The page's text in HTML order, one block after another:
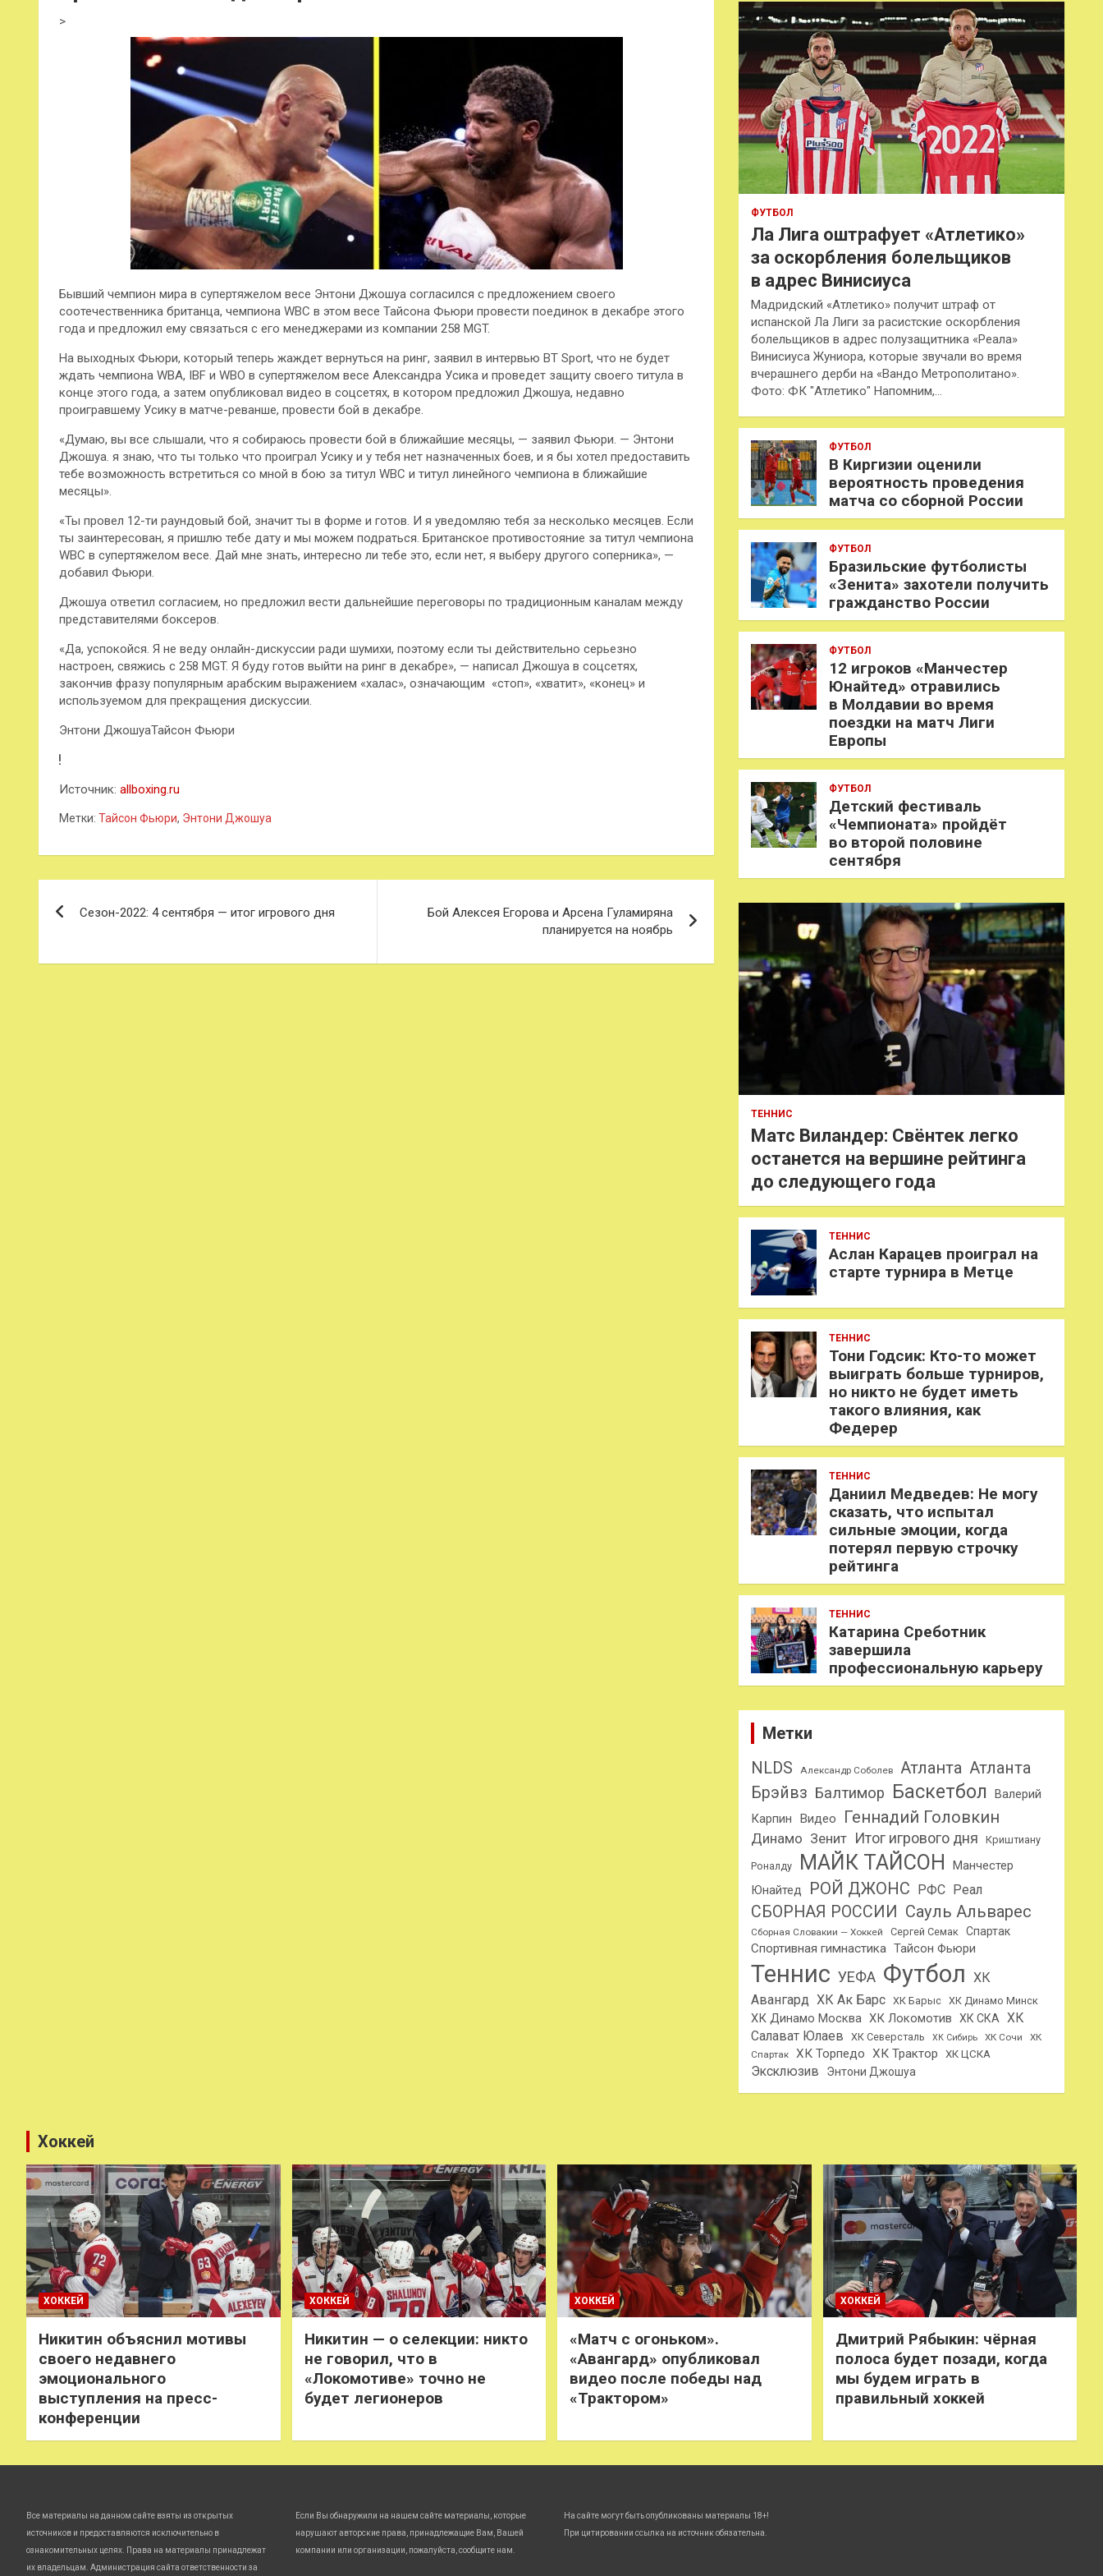
>
Бывший чемпион мира в супертяжелом весе Энтони Джошуа согласился с предложением своего
соотечественника британца, чемпиона WBC в этом весе Тайсона Фьюри провести поединок в декабре этого
года и предложил ему связаться с его менеджерами из компании 258 MGT.
На выходных Фьюри, который теперь жаждет вернуться на ринг, заявил в интервью BT Sport, что не будет
ждать чемпиона WBA, IBF и WBO в супертяжелом весе Александра Усика и проведет защиту своего титула в
конце этого года, а затем опубликовал видео в соцсетях, в котором предложил Джошуа, недавно
проигравшему Усику в матче-реванше, провести бой в декабре.
«Думаю, вы все слышали, что я собираюсь провести бой в ближайшие месяцы, — заявил Фьюри. — Энтони
Джошуа. я знаю, что ты только что проиграл Усику и у тебя нет назначенных боев, и я бы хотел предоставить
тебе возможность встретиться со мной в бою за титул WBC и титул линейного чемпиона в ближайшие
месяцы».
«Ты провел 12-ти раундовый бой, значит ты в форме и готов. И я уведомляю тебя за несколько месяцев. Если
ты заинтересован, я пришлю тебе дату и мы можем подраться. Британское противостояние за титул чемпиона
WBC в супертяжелом весе. Дай мне знать, интересно ли тебе это, если нет, я выберу другого соперника», —
добавил Фьюри.
Джошуа ответил согласием, но предложил вести дальнейшие переговоры по традиционным каналам между
представителями боксеров.
«Да, успокойся. Я не веду онлайн-дискуссии ради шумихи, поэтому если ты действительно серьезно
настроен, свяжись с 258 MGT. Я буду готов выйти на ринг в декабре», — написал Джошуа в соцсетях,
закончив фразу популярным арабским выражением «халас», означающим «стоп», «хватит», «конец» и
используемом для прекращения дискуссии.
Энтони ДжошуаТайсон Фьюри
Источник: allboxing.ru
Метки: Тайсон Фьюри, Энтони Джошуа
записям
Сезон-2022: 4 сентября — итог игрового дня
Бой Алексея Егорова и Арсена Гуламиряна
планируется на ноябрь
к
ФУТБОЛ
Ла Лига оштрафует «Атлетико»
за оскорбления болельщиков
в адрес Винисиуса
Мадридский «Атлетико» получит штраф от
испанской Ла Лиги за расистские оскорбления
болельщиков в адрес полузащитника «Реала»
Винисиуса Жуниора, которые звучали во время
вчерашнего дерби на «Вандо Метрополитано».
Фото: ФК "Атлетико" Напомним,…
ФУТБОЛ
В Киргизии оценили
вероятность проведения
матча со сборной России
ФУТБОЛ
Бразильские футболисты
«Зенита» захотели получить
гражданство России
ФУТБОЛ
12 игроков «Манчестер
Юнайтед» отравились
в Молдавии во время
поездки на матч Лиги
Европы
ФУТБОЛ
Детский фестиваль
«Чемпионата» пройдёт
во второй половине
сентября
ТЕННИС
Матс Виландер: Свёнтек легко
останется на вершине рейтинга
до следующего года
ТЕННИС
Аслан Карацев проиграл на
старте турнира в Метце
ТЕННИС
Тони Годсик: Кто-то может
выиграть больше турниров,
но никто не будет иметь
такого влияния, как
Федерер
ТЕННИС
Даниил Медведев: Не могу
сказать, что испытал
сильные эмоции, когда
потерял первую строчку
рейтинга
ТЕННИС
Катарина Среботник
завершила
профессиональную карьеру
Метки
NLDS
Александр Соболев Атланта Атланта
Брэйвз Балтимор Баскетбол
Валерий
Карпин
Видео Геннадий Головкин
Динамо Зенит Итог игрового дня Криштиану
Роналду МАЙК ТАЙСОН
Манчестер
Юнайтед
РОЙ ДЖОНС РФС Реал
СБОРНАЯ РОССИИ Сауль Альварес
Сборная Словакии — Хоккей Сергей Семак Спартак
Спортивная гимнастика Тайсон Фьюри
Теннис УЕФА Футбол ХК
Авангард ХК Ак Барс ХК Барыс ХК Динамо Минск
ХК Динамо Москва ХК Локомотив ХК СКА
ХК
Салават Юлаев
ХК Северсталь ХК Сибирь ХК Сочи
ХК
Спартак
ХК Торпедо ХК Трактор ХК ЦСКА
Эксклюзив Энтони Джошуа
Хоккей
ХОККЕЙ
Никитин объяснил мотивы
своего недавнего
эмоционального
выступления на пресс-
конференции
ХОККЕЙ
Никитин — о селекции: никто
не говорил, что в
«Локомотиве» точно не
будет легионеров
ХОККЕЙ
«Матч с огоньком».
«Авангард» опубликовал
видео после победы над
«Трактором»
ХОККЕЙ
Дмитрий Рябыкин: чёрная
полоса будет позади, когда
мы будем играть в
правильный хоккей
Все материалы на данном сайте взяты из открытых
источников и предоставляются исключительно в
ознакомительных целях. Права на материалы принадлежат
их владельцам. Администрация сайта ответственности за
Если Вы обнаружили на нашем сайте материалы, которые
нарушают авторские права, принадлежащие Вам, Вашей
компании или организации, пожалуйста, сообщите нам.
На сайте могут быть опубликованы материалы 18+!
При цитировании ссылка на источник обязательна.